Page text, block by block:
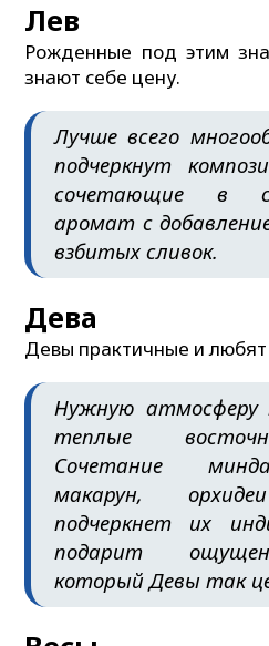
Лев
Рожденные под этим
знают себе цену.
Лучше всего
подчеркнут
сочетающие в
аромат с
взбитых сливок.
Дева
Девы практичные и
Нужную атмосферу
теплые
Сочетание
макарун,
подчеркнет их
подарит
который Девы так